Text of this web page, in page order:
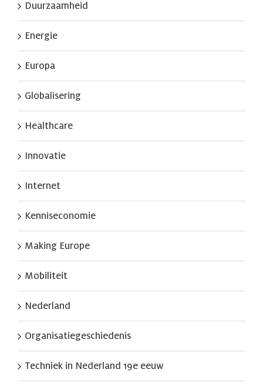
Duurzaamheid
Energie
Europa
Globalisering
Healthcare
Innovatie
Internet
Kenniseconomie
Making Europe
Mobiliteit
Nederland
Organisatiegeschiedenis
Techniek in Nederland 19e eeuw